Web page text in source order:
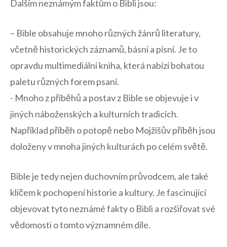
Dalším‍ neznámým⁤ faktům‍ o Bibli jsou:
– Bible obsahuje mnoho různých žánrů literatury,
včetně historických záznamů, básní a písní. Je to ​
opravdu multimediální kniha, ⁤která ​nabízí ​bohatou⁤
paletu různých forem ‍psaní.
-⁣ Mnoho z příběhů a postav z Bible ​se objevuje i v
jiných náboženských‍ a kulturních tradicích.
Například příběh o potopě nebo Mojžíšův příběh ⁣jsou​
doloženy v ⁢mnoha⁣ jiných kulturách ‌po celém ‌světě.
Bible je‍ tedy nejen⁤ duchovním‍ průvodcem, ale také​
klíčem k pochopení historie a kultury. ​Je fascinující
objevovat tyto neznámé fakty o Bibli a rozšiřovat​ své
vědomosti o ​tomto významném díle.